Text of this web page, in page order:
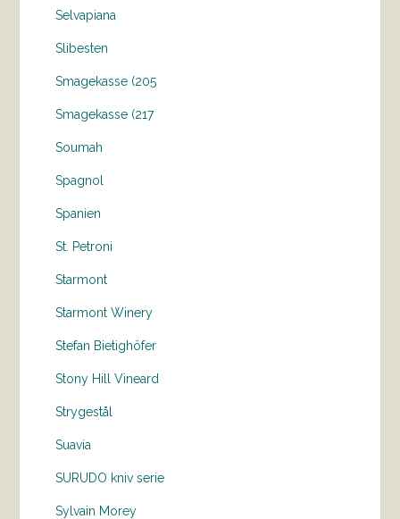
Selvapiana
Slibesten
Smagekasse (205
Smagekasse (217
Soumah
Spagnol
Spanien
St. Petroni
Starmont
Starmont Winery
Stefan Bietighöfer
Stony Hill Vineard
Strygestål
Suavia
SURUDO kniv serie
Sylvain Morey